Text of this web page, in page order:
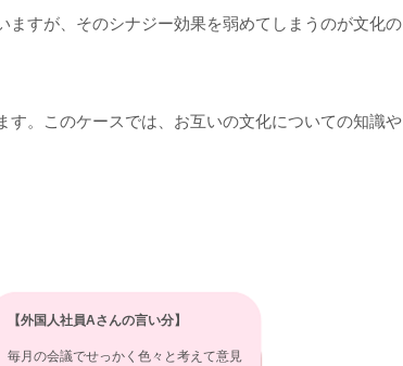
すが、そのシナジー効果を弱めてしまうのが文化の
。このケースでは、お互いの文化についての知識や
【外国人社員Aさんの言い分】
毎月の会議でせっかく色々と考えて意見